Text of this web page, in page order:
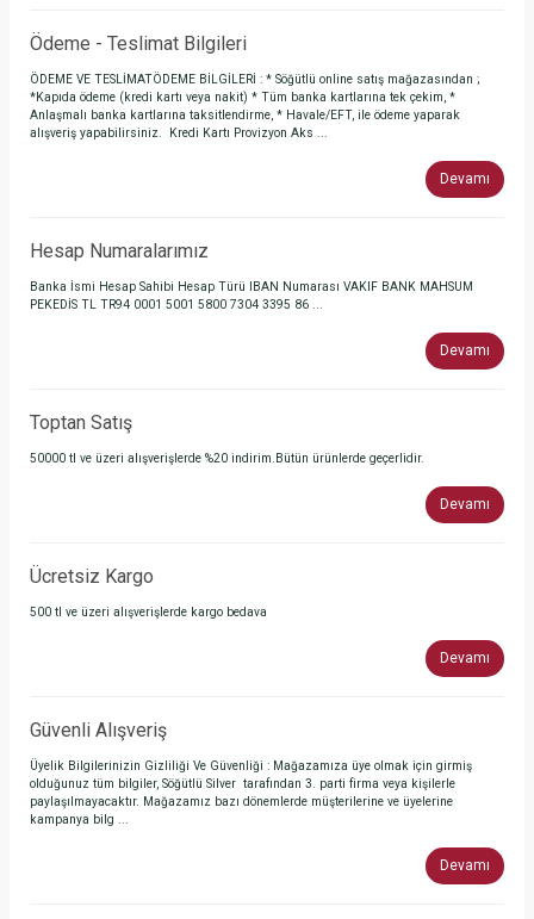
Ödeme - Teslimat Bilgileri
ÖDEME VE TESLİMATÖDEME BİLGİLERİ : * Söğütlü online satış mağazasından ;
*Kapıda ödeme (kredi kartı veya nakit) * Tüm banka kartlarına tek çekim, *
Anlaşmalı banka kartlarına taksitlendirme, * Havale/EFT, ile ödeme yaparak
alışveriş yapabilirsiniz. Kredi Kartı Provizyon Aks ...
Devamı
Hesap Numaralarımız
Banka İsmi Hesap Sahibi Hesap Türü IBAN Numarası VAKIF BANK MAHSUM
PEKEDİS TL TR94 0001 5001 5800 7304 3395 86 ...
Devamı
Toptan Satış
50000 tl ve üzeri alışverişlerde %20 indirim.Bütün ürünlerde geçerlidir.
Devamı
Ücretsiz Kargo
500 tl ve üzeri alışverişlerde kargo bedava
Devamı
Güvenli Alışveriş
Üyelik Bilgilerinizin Gizliliği Ve Güvenliği : Mağazamıza üye olmak için girmiş
olduğunuz tüm bilgiler, Söğütlü Silver tarafından 3. parti firma veya kişilerle
paylaşılmayacaktır. Mağazamız bazı dönemlerde müşterilerine ve üyelerine
kampanya bilg ...
Devamı